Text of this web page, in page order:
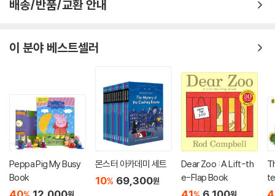
배송/반품/교환 안내
이 분야 베스트셀러
Peppa Pig My Busy
Book
몬스터 아카데미 세트
10% 69,300원
Dear Zoo : A Lift-th
e-Flap Book